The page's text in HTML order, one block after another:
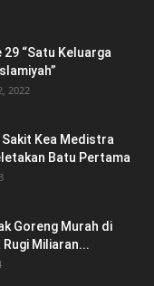
29 “Satu Keluarga
2022
Sakit Kea Medistra
Batu Pertama
Goreng Murah di
Rugi Miliaran...